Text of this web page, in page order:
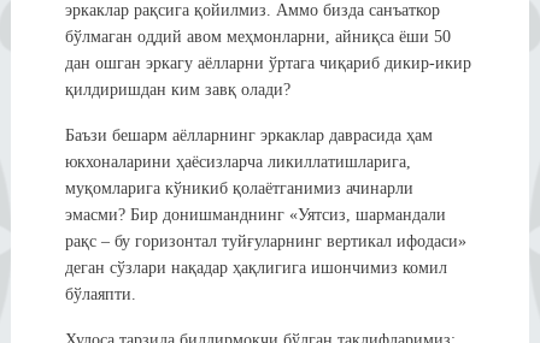
эркаклар рақсига қойилмиз. Аммо бизда санъаткор
бўлмаган оддий авом меҳмонларни, айниқса ёши 50
дан ошган эркагу аёлларни ўртага чиқариб дикир-икир
қилдиришдан ким завқ олади?
Баъзи бешарм аёлларнинг эркаклар даврасида ҳам
юкхоналарини ҳаёсизларча ликиллатишларига,
муқомларига кўникиб қолаётганимиз ачинарли
эмасми? Бир донишманднинг «Уятсиз, шармандали
рақс – бу горизонтал туйғуларнинг вертикал ифодаси»
деган сўзлари нақадар ҳақлигига ишончимиз комил
бўлаяпти.